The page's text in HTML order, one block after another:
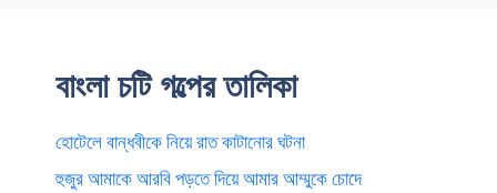
বাংলা চটি গল্পের তালিকা
হোটেলে বান্ধবীকে নিয়ে রাত কাটানোর ঘটনা
হুজুর আমাকে আরবি পড়তে দিয়ে আমার আম্মুকে চোদে